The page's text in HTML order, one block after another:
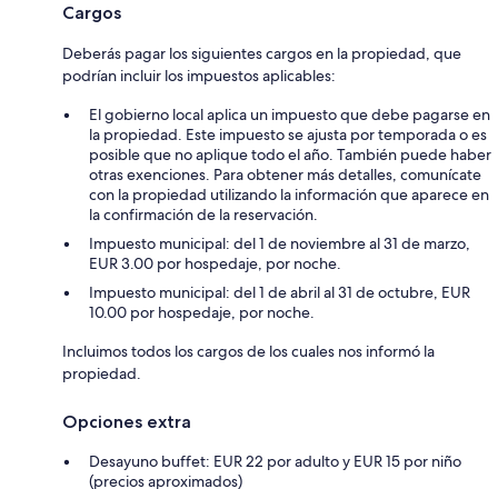
Cargos
Deberás pagar los siguientes cargos en la propiedad, que
podrían incluir los impuestos aplicables:
El gobierno local aplica un impuesto que debe pagarse en
la propiedad. Este impuesto se ajusta por temporada o es
posible que no aplique todo el año. También puede haber
otras exenciones. Para obtener más detalles, comunícate
con la propiedad utilizando la información que aparece en
la confirmación de la reservación.
Impuesto municipal: del 1 de noviembre al 31 de marzo,
EUR 3.00 por hospedaje, por noche.
Impuesto municipal: del 1 de abril al 31 de octubre, EUR
10.00 por hospedaje, por noche.
Incluimos todos los cargos de los cuales nos informó la
propiedad.
Opciones extra
Desayuno buffet: EUR 22 por adulto y EUR 15 por niño
(precios aproximados)